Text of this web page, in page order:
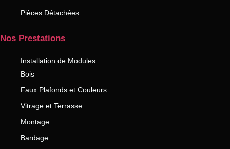
Pièces Détachées
Nos Prestations
Installation de Modules
Bois
Faux Plafonds et Couleurs
Vitrage et Terrasse
Montage
Bardage